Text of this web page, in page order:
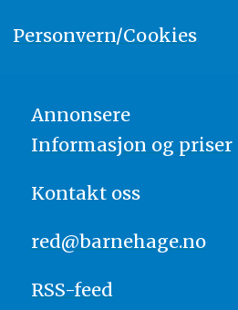
Personvern/Cookies
Annonsere
Informasjon og priser
Kontakt oss
red@barnehage.no
RSS-feed